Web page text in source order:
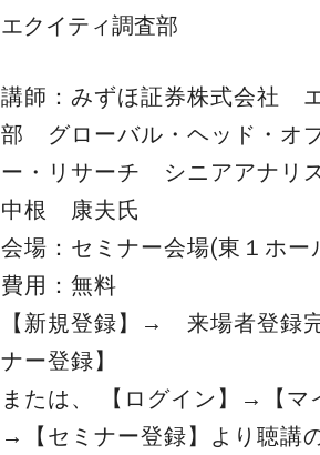
エクイティ調査部
講師：みずほ証券株式会社
部 グローバル・ヘッド・オ
ー・リサーチ シニアアナリ
中根 康夫氏
会場：セミナー会場(東１ホ
費用：無料
【新規登録】→ 来場者登録
ナー登録】
または、 【ログイン】→【マ
→【セミナー登録】より聴講